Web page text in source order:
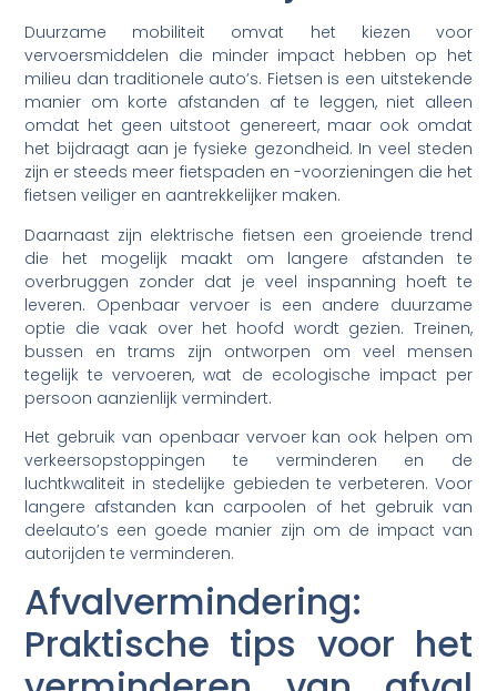
Duurzame mobiliteit omvat het kiezen voor
vervoersmiddelen die minder impact hebben op het
milieu dan traditionele auto’s. Fietsen is een uitstekende
manier om korte afstanden af te leggen, niet alleen
omdat het geen uitstoot genereert, maar ook omdat
het bijdraagt aan je fysieke gezondheid. In veel steden
zijn er steeds meer fietspaden en -voorzieningen die het
fietsen veiliger en aantrekkelijker maken.
Daarnaast zijn elektrische fietsen een groeiende trend
die het mogelijk maakt om langere afstanden te
overbruggen zonder dat je veel inspanning hoeft te
leveren. Openbaar vervoer is een andere duurzame
optie die vaak over het hoofd wordt gezien. Treinen,
bussen en trams zijn ontworpen om veel mensen
tegelijk te vervoeren, wat de ecologische impact per
persoon aanzienlijk vermindert.
Het gebruik van openbaar vervoer kan ook helpen om
verkeersopstoppingen te verminderen en de
luchtkwaliteit in stedelijke gebieden te verbeteren. Voor
langere afstanden kan carpoolen of het gebruik van
deelauto’s een goede manier zijn om de impact van
autorijden te verminderen.
Afvalvermindering:
Praktische tips voor het